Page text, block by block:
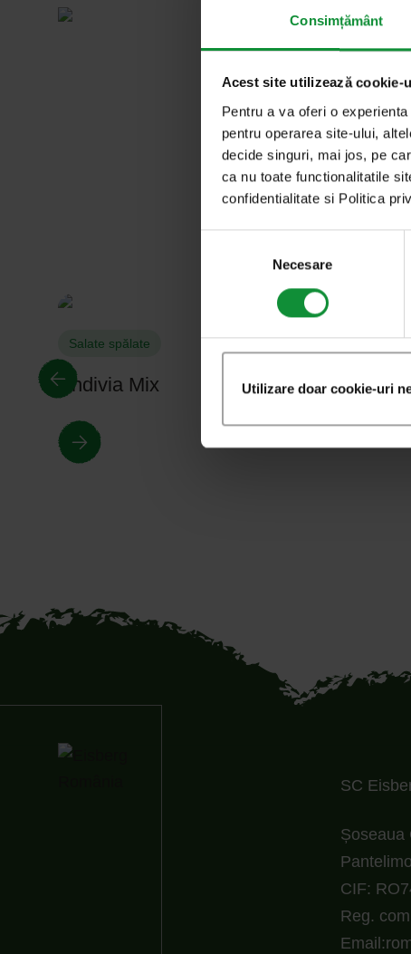
Consimțământ
Acest site utilizează cookie-
Pentru a va oferi o
pentru operarea site-ului,
decide singuri, mai jos, pe
ca nu toate functionalitatile
confidentialitate si Politica
consimțământului
Necesare
Utilizare doar cookie-uri
Salate spălate
Endivia Mix
SC
Șoseaua
CIF:
Reg.